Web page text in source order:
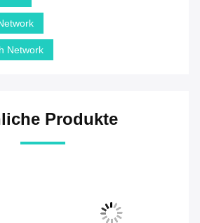
Network
Produkte